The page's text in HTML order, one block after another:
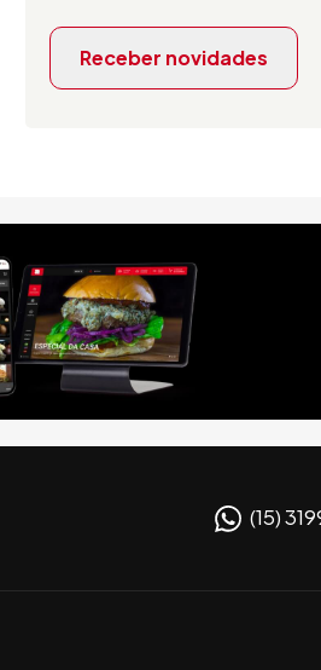
Receber novidades
(15)